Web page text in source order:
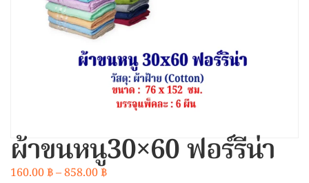
ผ้าขนหนู30×60 ฟอร์รีน่า
160.00฿–858.00฿